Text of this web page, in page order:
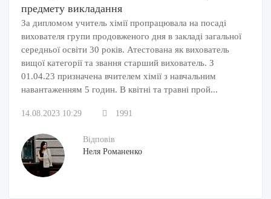
предмету викладання
За дипломом учитель хімії пропрацювала на посаді
вихователя групи продовженого дня в закладі загальної
середньої освіти 30 років. Атестована як вихователь
вищої категорії та звання старший вихователь. З
01.04.23 призначена вчителем хімії з навчальним
навантаженням 5 годин. В квітні та травні прой...
14.08.2023 10:29 1991
Відповів
Неля Романенко